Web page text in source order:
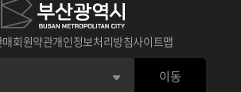
우울 - 자기진단 불안 - 자기진단 스트레스 - 자
상담사 진단 우울 - 상담사 진단 불안 - 상담사 진
별을 위한 PHQ-2/PHQ-9 연속선별검사의 유
회원약관개인정보처리방침사이트맵
이동